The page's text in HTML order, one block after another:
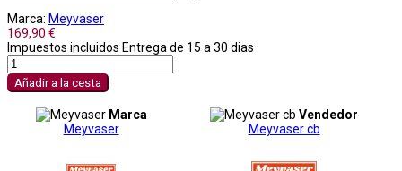
Marca: Meyvaser
169,90 €
Impuestos incluidos Entrega de 15 a 30 dias
Añadir a la cesta
Marca
Meyvaser
Vendedor
Meyvaser cb